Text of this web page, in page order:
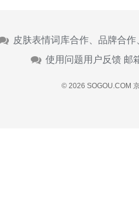
皮肤表情词库合作、品牌合
使用问题用户反馈 邮
© 2026 SOGOU.COM